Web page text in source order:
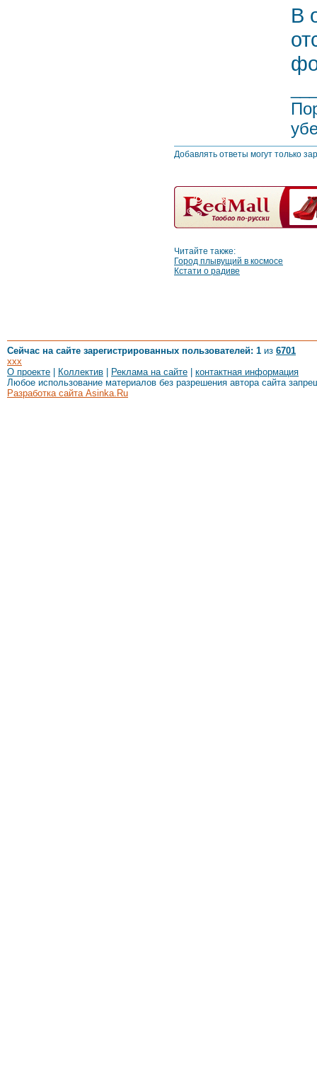
В
Добавлять ответы могут только
Читайте также:
Город плывущий в космосе
Кстати о радиве
Сейчас на сайте зарегистрированных пользователей: 1 из 6701
xxx
О проекте
Коллектив Реклама на сайте
контактная информация
Любое использование материалов без разрешения автора сайта
Разработка сайта Asinka.Ru